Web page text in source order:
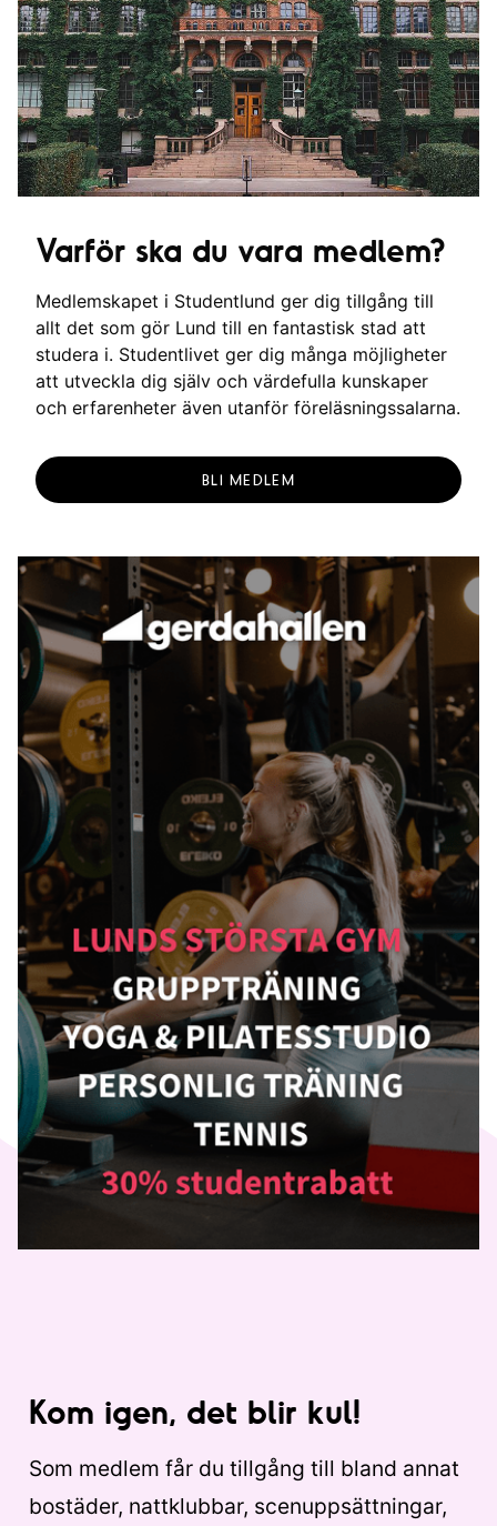
Varför ska du vara medlem?
Medlemskapet i Studentlund ger dig tillgång till
allt det som gör Lund till en fantastisk stad att
studera i. Studentlivet ger dig många möjligheter
att utveckla dig själv och värdefulla kunskaper
och erfarenheter även utanför föreläsningssalarna.
BLI MEDLEM
Kom igen, det blir kul!
Som medlem får du tillgång till bland annat
bostäder, nattklubbar, scenuppsättningar,